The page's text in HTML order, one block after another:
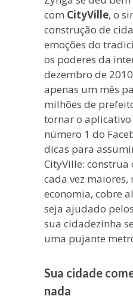
com CityVille, o
construção de
emoções do
os poderes da
dezembro de
apenas um mês
milhões de
tornar o aplicativo
número 1 do
dicas para
CityVille: construa
cada vez maiores,
economia, cobre
seja ajudado
sua cidadezinha
uma pujante
Sua cidade
nada